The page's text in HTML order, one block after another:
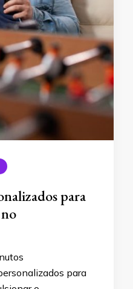
para
para